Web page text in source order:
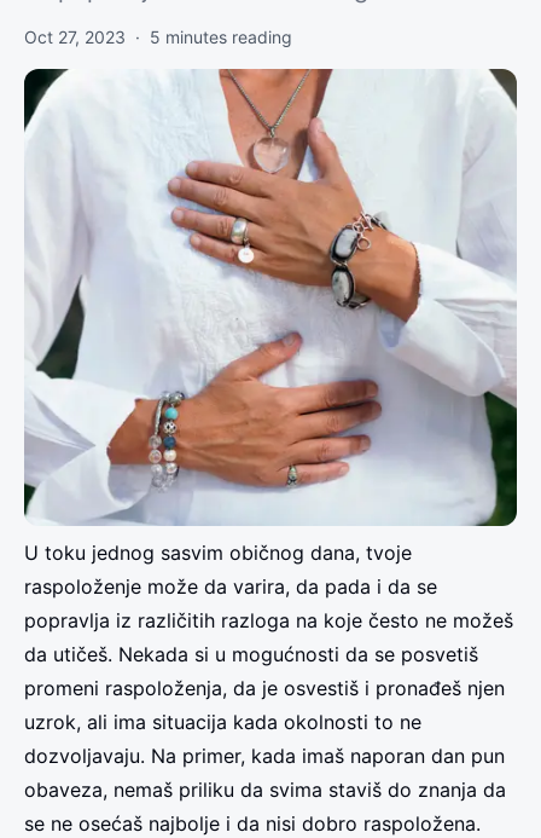
Oct 27, 2023 · 5 minutes reading
U toku jednog sasvim običnog dana, tvoje
raspoloženje može da varira, da pada i da se
popravlja iz različitih razloga na koje često ne možeš
da utičeš. Nekada si u mogućnosti da se posvetiš
promeni raspoloženja, da je osvestiš i pronađeš njen
uzrok, ali ima situacija kada okolnosti to ne
dozvoljavaju. Na primer, kada imaš naporan dan pun
obaveza, nemaš priliku da svima staviš do znanja da
se ne osećaš najbolje i da nisi dobro raspoložena.